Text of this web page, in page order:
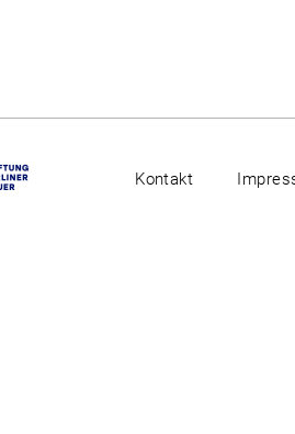
Kontakt